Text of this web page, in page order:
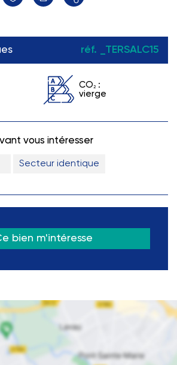
réf. _TERSALC15
CO2
:
vierge
vous intéresser
Secteur identique
bien m'intéresse